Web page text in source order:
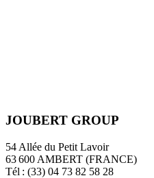
JOUBERT GROUP
54 Allée du Petit Lavoir
63 600 AMBERT (FRANCE)
Tél : (33) 04 73 82 58 28